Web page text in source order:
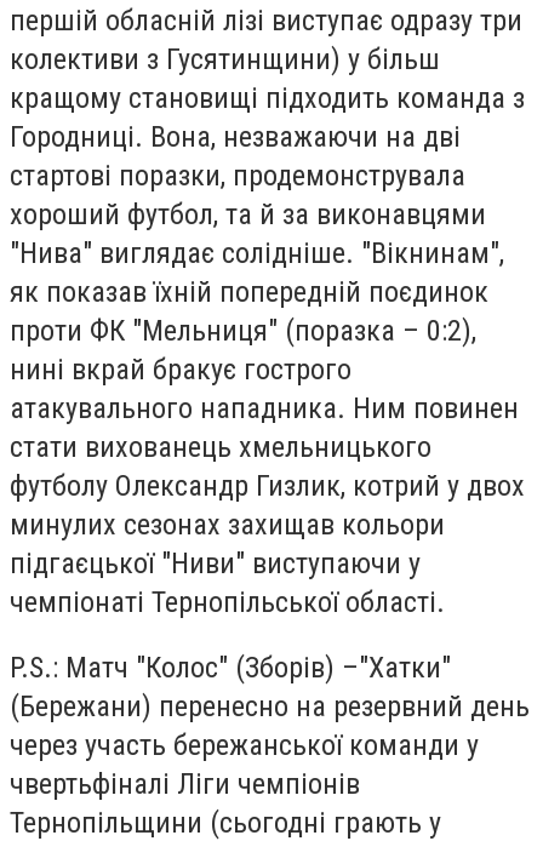
першій обласній лізі виступає одразу три
колективи з Гусятинщини) у більш
кращому становищі підходить команда з
Городниці. Вона, незважаючи на дві
стартові поразки, продемонструвала
хороший футбол, та й за виконавцями
"Нива" виглядає солідніше. "Вікнинам",
як показав їхній попередній поєдинок
проти ФК "Мельниця" (поразка – 0:2),
нині вкрай бракує гострого
атакувального нападника. Ним повинен
стати вихованець хмельницького
футболу Олександр Гизлик, котрий у двох
минулих сезонах захищав кольори
підгаєцької "Ниви" виступаючи у
чемпіонаті Тернопільської області.
P.S.: Матч "Колос" (Зборів) –"Хатки"
(Бережани) перенесно на резервний день
через участь бережанської команди у
чвертьфіналі Ліги чемпіонів
Тернопільщини (сьогодні грають у